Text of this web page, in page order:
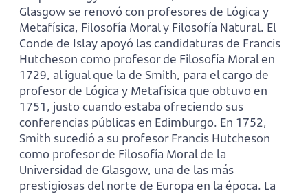
Glasgow se renovó con profesores de Lógica y
Metafísica, Filosofía Moral y Filosofía Natural. El
Conde de Islay apoyó las candidaturas de Francis
Hutcheson como profesor de Filosofía Moral en
1729, al igual que la de Smith, para el cargo de
profesor de Lógica y Metafísica que obtuvo en
1751, justo cuando estaba ofreciendo sus
conferencias públicas en Edimburgo. En 1752,
Smith sucedió a su profesor Francis Hutcheson
como profesor de Filosofía Moral de la
Universidad de Glasgow, una de las más
prestigiosas del norte de Europa en la época. La